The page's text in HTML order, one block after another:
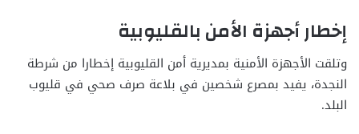
إخطار أجهزة الأمن بالقليوبية
وتلقت الأجهزة الأمنية بمديرية أمن القليوبية إخطارا من شرطة
النجدة، يفيد بمصرع شخصين في بلاعة صرف صحي في قليوب
البلد.